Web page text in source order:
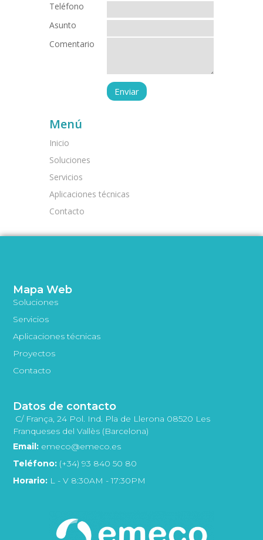
Teléfono
Asunto
Comentario
Menú
Inicio
Soluciones
Servicios
Aplicaciones técnicas
Contacto
Mapa Web
Soluciones
Servicios
Aplicaciones técnicas
Proyectos
Contacto
Datos de contacto
C/ França, 24 Pol. Ind. Pla de Llerona 08520 Les
Franqueses del Vallès (Barcelona)
Email: emeco@emeco.es
Teléfono: (+34) 93 840 50 80
Horario: L - V 8:30AM - 17:30PM